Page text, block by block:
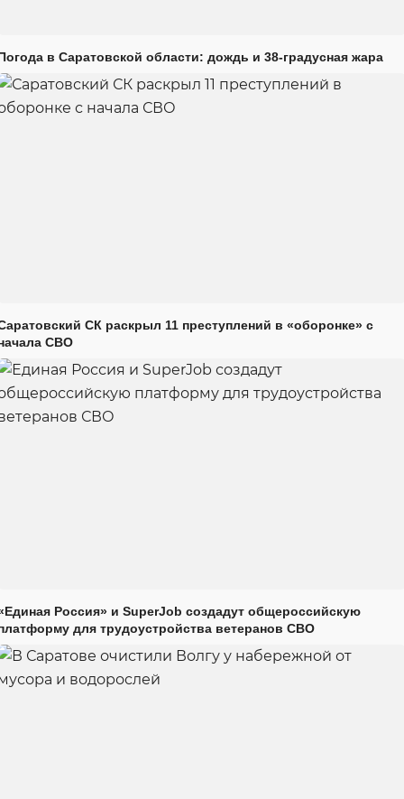
в Саратовской области: дождь и 38-градусная жара
СК раскрыл 11 преступлений в «оборонке» с
СВО
Россия» и SuperJob создадут общероссийскую
для трудоустройства ветеранов СВО